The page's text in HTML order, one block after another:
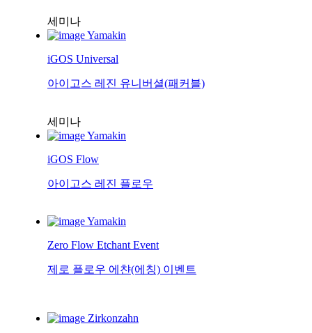
세미나
Yamakin
iGOS Universal
아이고스 레진 유니버셜(패커블)
세미나
Yamakin
iGOS Flow
아이고스 레진 플로우
Yamakin
Zero Flow Etchant Event
제로 플로우 에챤(에칭) 이벤트
Zirkonzahn